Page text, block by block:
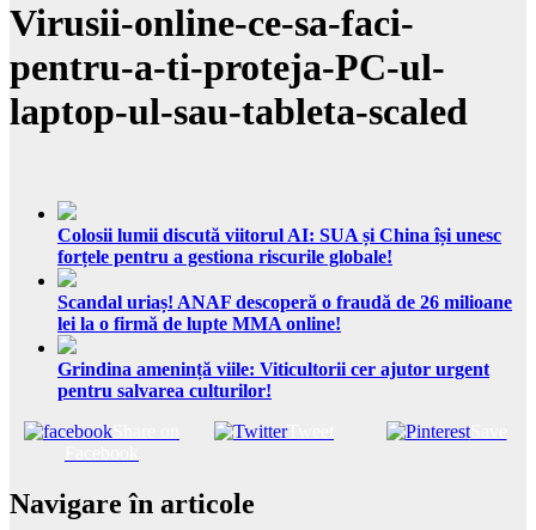
Virusii-online-ce-sa-faci-
pentru-a-ti-proteja-PC-ul-
laptop-ul-sau-tableta-scaled
Colosii lumii discută viitorul AI: SUA și China își unesc
forțele pentru a gestiona riscurile globale!
Scandal uriaș! ANAF descoperă o fraudă de 26 milioane
lei la o firmă de lupte MMA online!
Grindina amenință viile: Viticultorii cer ajutor urgent
pentru salvarea culturilor!
Tweet Save
Navigare în articole